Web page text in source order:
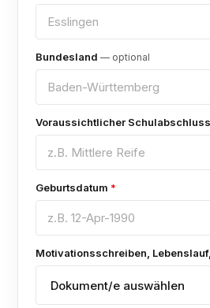
Bundesland— optional
Voraussichtlicher
Geburtsdatum *
Motivationsschreiben,
Dokument/e auswählen